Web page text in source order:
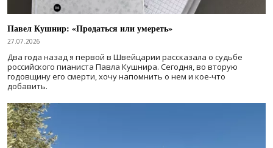
Павел Кушнир: «Продаться или умереть»
27.07.2026
Два года назад я первой в Швейцарии рассказала о судьбе
российского пианиста Павла Кушнира. Сегодня, во вторую
годовщину его смерти, хочу напомнить о нем и кое-что
добавить.